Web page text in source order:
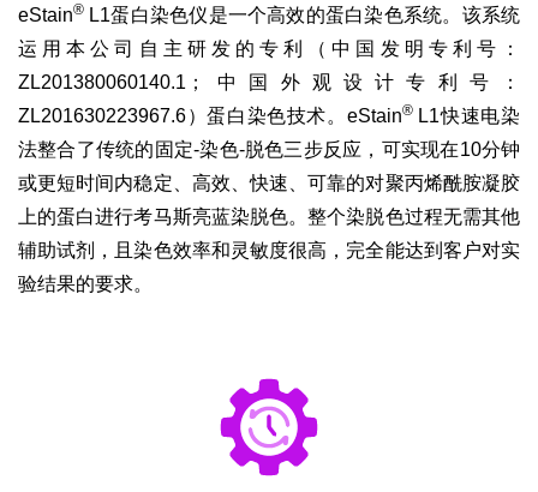
eStain® L1蛋白染色仪是一个高效的蛋白染色系统。该系统
运用本公司自主研发的专利（中国发明专利号：
ZL201380060140.1；中国外观设计专利号：
ZL201630223967.6）蛋白染色技术。eStain®L1快速电染
法整合了传统的固定-染色-脱色三步反应，可实现在10分钟
或更短时间内稳定、高效、快速、可靠的对聚丙烯酰胺凝胶
上的蛋白进行考马斯亮蓝染脱色。整个染脱色过程无需其他
辅助试剂，且染色效率和灵敏度很高，完全能达到客户对实
验结果的要求。